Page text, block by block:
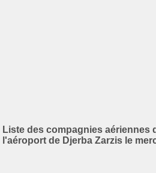
Liste des compagnies aériennes
l'aéroport de Djerba Zarzis le